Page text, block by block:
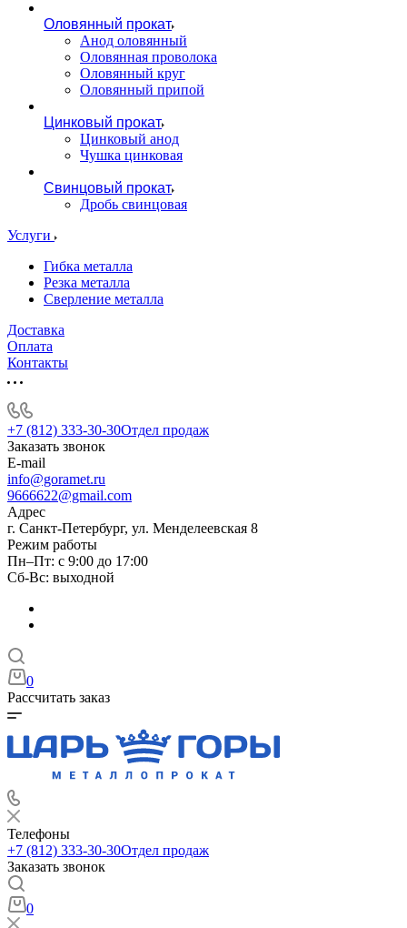
Оловянный прокат
Анод оловянный
Оловянная проволока
Оловянный круг
Оловянный припой
Цинковый прокат
Цинковый анод
Чушка цинковая
Свинцовый прокат
Дробь свинцовая
Услуги
Гибка металла
Резка металла
Сверление металла
Доставка
Оплата
Контакты
+7 (812) 333-30-30Отдел продаж
Заказать звонок
E-mail
info@goramet.ru
9666622@gmail.com
Адрес
г. Санкт-Петербург, ул. Менделеевская 8
Режим работы
Пн–Пт: с 9:00 до 17:00
Сб-Вс: выходной
0
Рассчитать заказ
Телефоны
+7 (812) 333-30-30Отдел продаж
Заказать звонок
0